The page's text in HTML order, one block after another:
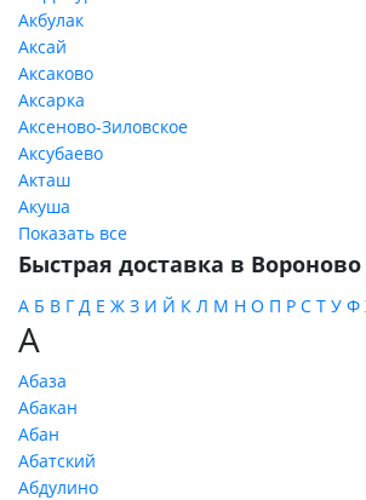
Акбулак
Аксай
Аксаково
Аксарка
Аксеново-Зиловское
Аксубаево
Акташ
Акуша
Показать все
Быстрая доставка в Вороново
А Б В Г Д Е Ж З И Й К Л М Н О П Р С Т У Ф
А
Абаза
Абакан
Абан
Абатский
Абдулино